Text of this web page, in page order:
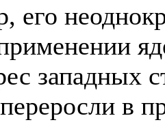
западных
в